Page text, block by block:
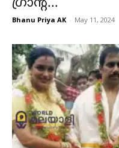
ഗ്രാന്റ്...
Bhanu Priya AK - May 11, 2024